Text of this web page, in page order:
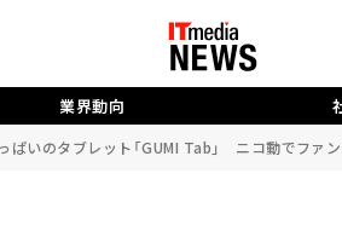
業界動向
ぱいのタブレット「GUMI Tab」 ニコ動でファ